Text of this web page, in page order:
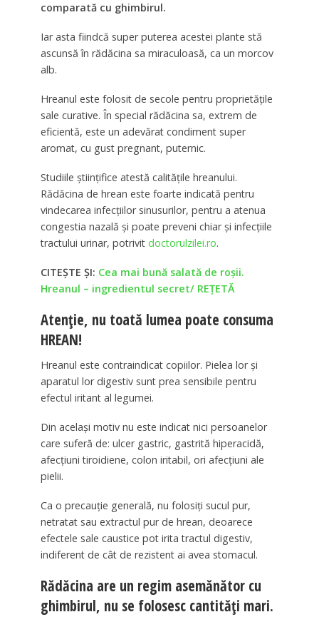
comparată cu ghimbirul.
Iar asta fiindcă super puterea acestei plante stă
ascunsă în rădăcina sa miraculoasă, ca un morcov
alb.
Hreanul este folosit de secole pentru proprietățile
sale curative. În special rădăcina sa, extrem de
eficientă, este un adevărat condiment super
aromat, cu gust pregnant, puternic.
Studiile științifice atestă calitățile hreanului.
Rădăcina de hrean este foarte indicată pentru
vindecarea infecțiilor sinusurilor, pentru a atenua
congestia nazală și poate preveni chiar și infecțiile
tractului urinar, potrivit doctorulzilei.ro.
CITEȘTE ȘI: Cea mai bună salată de roşii.
Hreanul – ingredientul secret/ REŢETĂ
Atenție, nu toată lumea poate consuma
HREAN!
Hreanul este contraindicat copiilor. Pielea lor și
aparatul lor digestiv sunt prea sensibile pentru
efectul iritant al legumei.
Din același motiv nu este indicat nici persoanelor
care suferă de: ulcer gastric, gastrită hiperacidă,
afecţiuni tiroidiene, colon iritabil, ori afecțiuni ale
pielii.
Ca o precauție generală, nu folosiţi sucul pur,
netratat sau extractul pur de hrean, deoarece
efectele sale caustice pot irita tractul digestiv,
indiferent de cât de rezistent ai avea stomacul.
Rădăcina are un regim asemănător cu
ghimbirul, nu se folosesc cantități mari.